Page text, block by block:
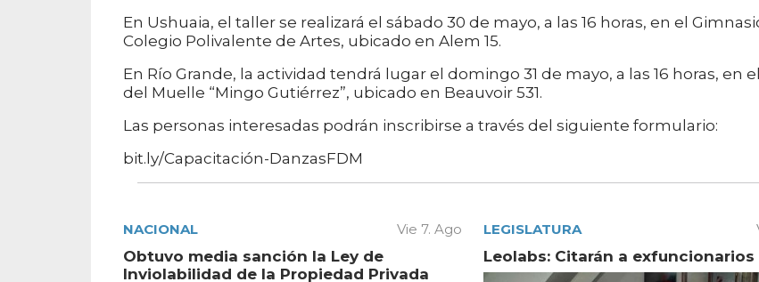
En Ushuaia, el taller se realizará el sábado 30 de mayo, a las 16 horas, en el
Colegio Polivalente de Artes, ubicado en Alem 15.
En Río Grande, la actividad tendrá lugar el domingo 31 de mayo, a las 16 horas, en
del Muelle “Mingo Gutiérrez”, ubicado en Beauvoir 531.
Las personas interesadas podrán inscribirse a través del siguiente formulario:
bit.ly/Capacitación-DanzasFDM
NACIONAL Vie 7. Ago
Obtuvo media sanción la Ley de
Inviolabilidad de la Propiedad Privada
LEGISLATURA
Leolabs: Citarán a exfuncionarios